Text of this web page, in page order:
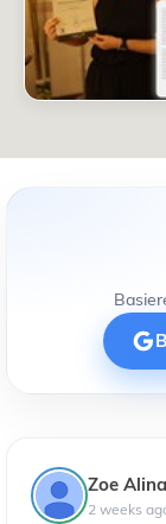
Zoe Alina
2 weeks